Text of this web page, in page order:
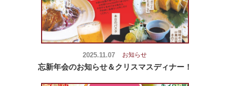
2025.11.07 お知らせ
忘新年会のお知らせ＆クリスマスディナー！